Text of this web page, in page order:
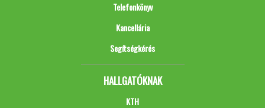
Telefonkönyv
Kancellária
Segítségkérés
HALLGATÓKNAK
KTH